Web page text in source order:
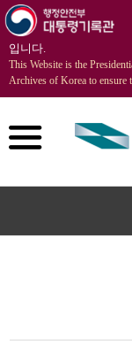
입니다.
This Website is the
Archives of Korea to ensure